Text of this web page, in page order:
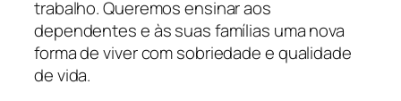
trabalho. Queremos ensinar aos
dependentes e às suas famílias uma nova
forma de viver com sobriedade e qualidade
de vida.